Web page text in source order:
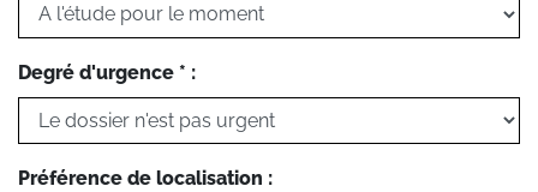
Degré d'urgence * :
Préférence de localisation :